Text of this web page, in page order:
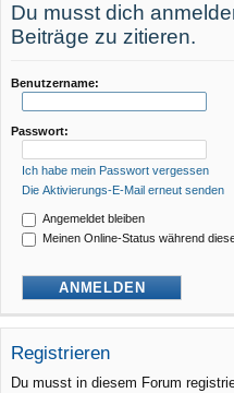
ug
riff
Du musst dich
Beiträge zu zitieren.
Benutzername:
Passwort:
Ich habe mein Passwort vergessen
Die Aktivierungs-E-Mail erneut senden
Angemeldet bleiben
Meinen Online-Status während
Registrieren
Du musst in diesem Forum